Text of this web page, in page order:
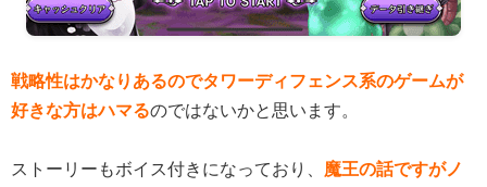
戦略性はかなりあるのでタワーディフェンス系のゲームが
好きな方はハマるのではないかと思います。
ストーリーもボイス付きになっており、 魔王の話ですがノ